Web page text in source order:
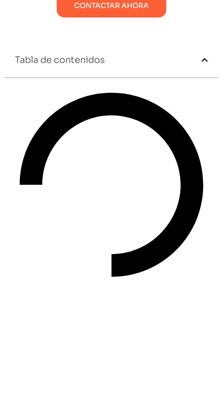
CONTACTAR AHORA
Tabla de contenidos